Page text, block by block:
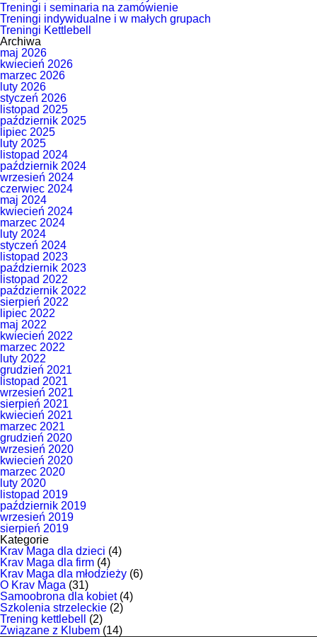
Treningi i seminaria na zamówienie
Treningi indywidualne i w małych grupach
Treningi Kettlebell
Archiwa
maj 2026
kwiecień 2026
marzec 2026
luty 2026
styczeń 2026
listopad 2025
październik 2025
lipiec 2025
luty 2025
listopad 2024
październik 2024
wrzesień 2024
czerwiec 2024
maj 2024
kwiecień 2024
marzec 2024
luty 2024
styczeń 2024
listopad 2023
październik 2023
listopad 2022
październik 2022
sierpień 2022
lipiec 2022
maj 2022
kwiecień 2022
marzec 2022
luty 2022
grudzień 2021
listopad 2021
wrzesień 2021
sierpień 2021
kwiecień 2021
marzec 2021
grudzień 2020
wrzesień 2020
kwiecień 2020
marzec 2020
luty 2020
listopad 2019
październik 2019
wrzesień 2019
sierpień 2019
Kategorie
Krav Maga dla dzieci (4)
Krav Maga dla firm (4)
Krav Maga dla młodzieży (6)
O Krav Maga (31)
Samoobrona dla kobiet(4)
Szkolenia strzeleckie (2)
Trening kettlebell
(2)
Związane z Klubem (14)